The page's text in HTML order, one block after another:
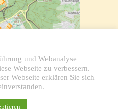
und Webanalyse
Webseite zu verbessern.
Webseite erklären Sie sich